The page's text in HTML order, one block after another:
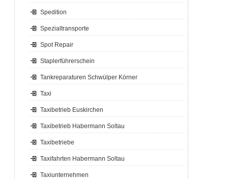
Spedition
Spezialtransporte
Spot Repair
Staplerführerschein
Tankreparaturen Schwülper Körner
Taxi
Taxibetrieb Euskirchen
Taxibetrieb Habermann Soltau
Taxibetriebe
Taxifahrten Habermann Soltau
Taxiunternehmen